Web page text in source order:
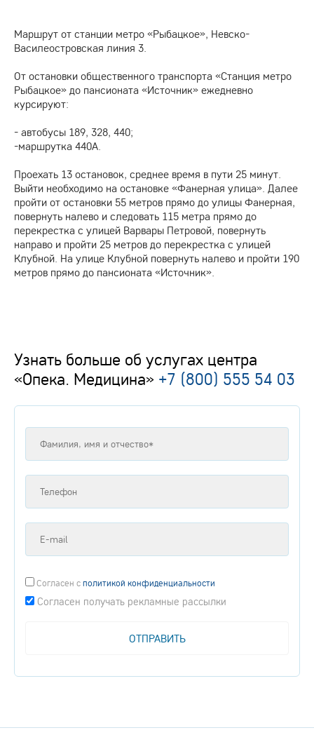
Маршрут от станции метро «Рыбацкое», Невско-
Василеостровская линия 3.
От остановки общественного транспорта «Станция метро
Рыбацкое» до пансионата «Источник» ежедневно
курсируют:
- автобусы 189, 328, 440;
-маршрутка 440А.
Проехать 13 остановок, среднее время в пути 25 минут.
Выйти необходимо на остановке «Фанерная улица». Далее
пройти от остановки 55 метров прямо до улицы Фанерная,
повернуть налево и следовать 115 метра прямо до
перекрестка с улицей Варвары Петровой, повернуть
направо и пройти 25 метров до перекрестка с улицей
Клубной. На улице Клубной повернуть налево и пройти 190
метров прямо до пансионата «Источник».
Узнать больше об услугах центра
«Опека. Медицина» +7 (800) 555 54 03
Согласен сполитикой конфиденциальности
Согласен получать рекламные рассылки